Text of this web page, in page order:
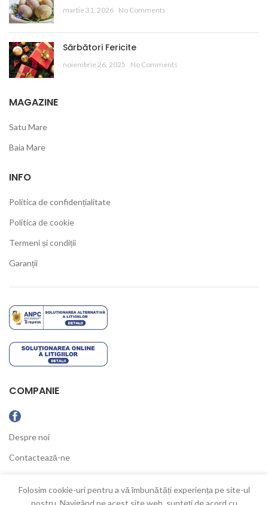
martie 31, 2026 No Comments
Sărbători Fericite
noiembrie 26, 2025 No Comments
MAGAZINE
Satu Mare
Baia Mare
INFO
Politica de confidențialitate
Politica de cookie
Termeni și condiții
Garanții
COMPANIE
Despre noi
Contactează-ne
Folosim cookie-uri pentru a vă îmbunătăți experiența pe site-ul
nostru. Navigând pe acest site web, sunteți de acord cu